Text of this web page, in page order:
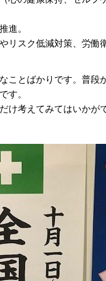
進。
スク低減対策、労働
ことばかりです。普
す。
け考えてみてはいかが